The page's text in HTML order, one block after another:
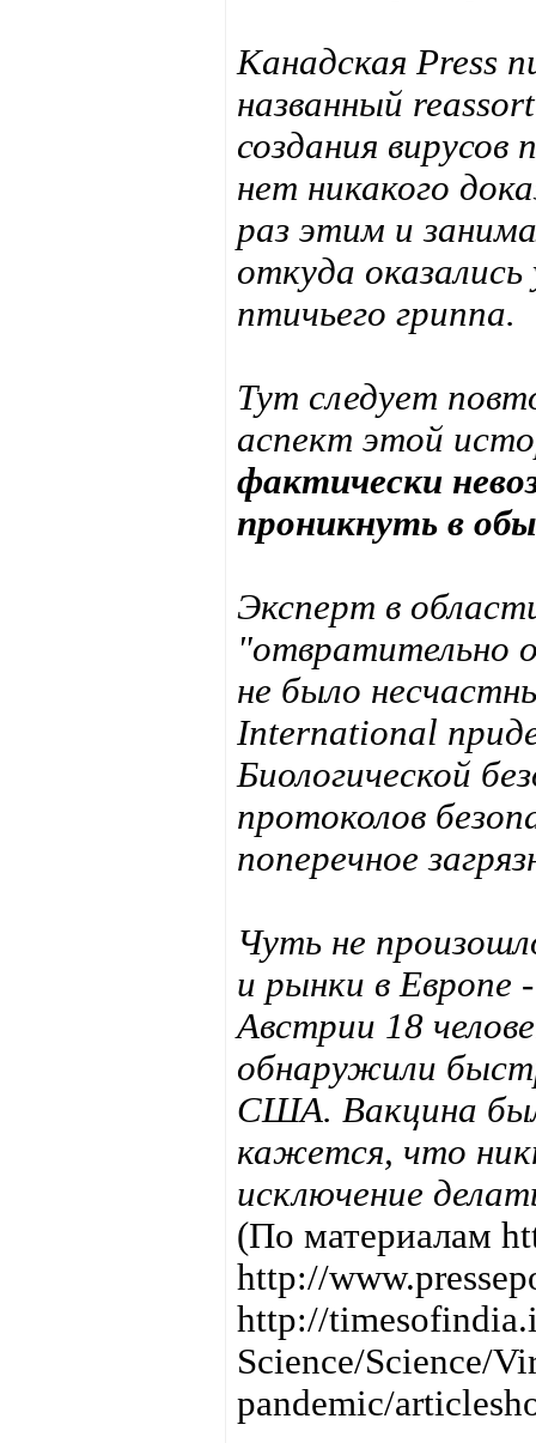
Канадская Press
названный
создания
нет никакого
раз этим и
откуда
птичьего гриппа.
Тут следует
аспект этой
фактически
проникнуть в
Эксперт в
"отвратительно
не было
International
Биологической
протоколов
поперечное
Чуть не
и рынки в Европе
Австрии 18
обнаружили
США. Вакцина
кажется, что
исключение
(По материалам
http://
http://
Science/Science/
pandemic/